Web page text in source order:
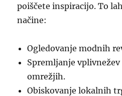
poiščete inspiracijo. To
načine:
Ogledovanje modnih
Spremljanje
omrežjih.
Obiskovanje lokalnih